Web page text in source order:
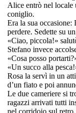
Alice entrò nel locale
coniglio.
Era la sua occasione:
perdere. Sedette su
«Ciao, piccola!»
Stefano invece
«Cosa posso
«Un succo alla
Rosa la servì in un
d’un fiato e poi
Le due cameriere si
ragazzi arrivati tutti
nel corridoio sul